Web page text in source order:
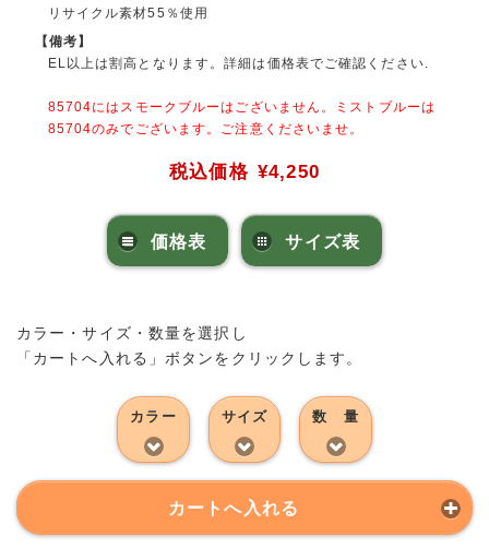
リサイクル素材55％使用
【備考】
EL以上は割高となります。詳細は価格表でご確認ください.
85704にはスモークブルーはございません。ミストブルーは
85704のみでございます。ご注意くださいませ。
税込価格 ¥4,250
価格表 サイズ表
カラー・サイズ・数量を選択し
「カートへ入れる」ボタンをクリックします。
カラー サイズ 数 量
カートへ入れる